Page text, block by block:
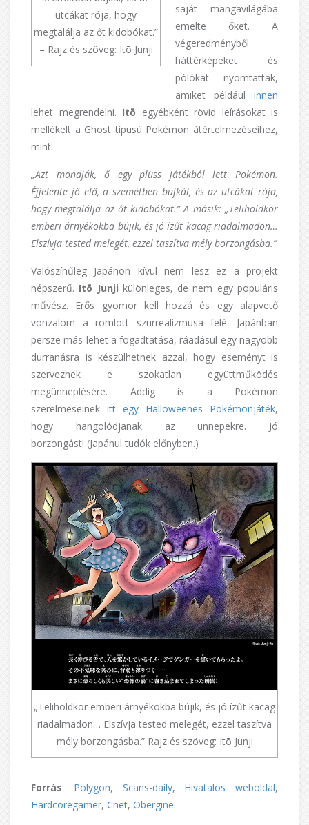
utcákat rója, hogy
megtalálja az őt kidobókat.”
– Rajz és szöveg: Itō Junji
saját mangavilágába
emelte őket. A
végeredményből
háttérképeket és
pólókat nyomtattak,
amiket például innen
lehet megrendelni. Itō egyébként rövid leírásokat is
mellékelt a Ghost típusú Pokémon átértelmezéseihez,
mint:
„Azt mondják, ő egy plüss játékból lett Pokémon.
Éjjelente jő elő, a szemétben bujkál, és az utcákat rója,
hogy megtalálja az őt kidobókat.” A másik: „Teliholdkor
emberi árnyékokba bújik, és jó ízűt kacag riadalmadon…
Elszívja tested melegét, ezzel taszítva mély borzongásba.”
Valószínűleg Japánon kívül nem lesz ez a projekt
népszerű. Itō Junji különleges, de nem egy populáris
művész. Erős gyomor kell hozzá és egy alapvető
vonzalom a romlott szürrealizmusa felé. Japánban
persze más lehet a fogadtatása, ráadásul egy nagyobb
durranásra is készülhetnek azzal, hogy eseményt is
szerveznek e szokatlan együttműködés
megünneplésére. Addig is a Pokémon
szerelmeseinek itt egy Halloweenes Pokémonjáték,
hogy hangolódjanak az ünnepekre. Jó
borzongást! (Japánul tudók előnyben.)
„Teliholdkor emberi árnyékokba bújik, és jó ízűt kacag
riadalmadon… Elszívja tested melegét, ezzel taszítva
mély borzongásba.” Rajz és szöveg: Itō Junji
Forrás: Polygon, Scans-daily, Hivatalos weboldal,
Hardcoregamer, Cnet, Obergine